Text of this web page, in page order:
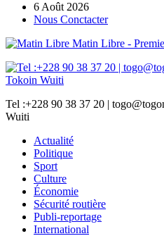
6 Août 2026
Nous Conctacter
Matin Libre -
Tel :+228 90 38 37 20 |
Wuiti
Actualité
Politique
Sport
Culture
Économie
Sécurité routière
Publi-reportage
International